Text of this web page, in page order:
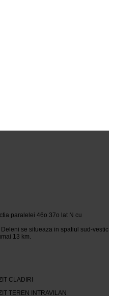
paralelei 46o 37o lat N cu
se situeaza in spatiul sud-vestic
13 km.
CLADIRI
TEREN INTRAVILAN